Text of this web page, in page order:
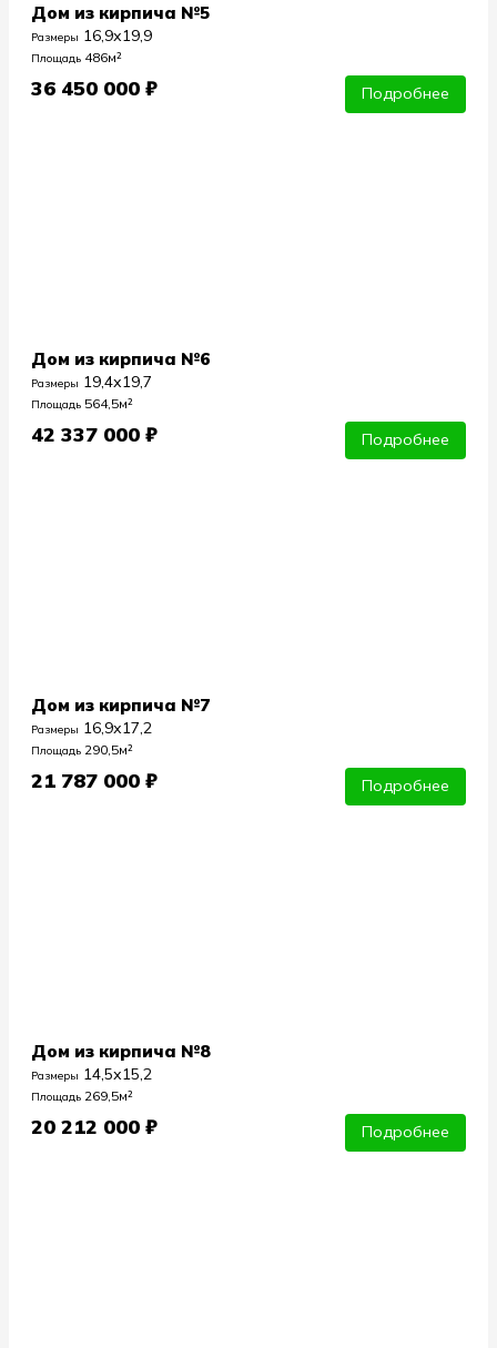
Дом из кирпича №5
Размеры 16,9х19,9
Площадь 486м²
36 450 000 ₽ Подробнее
Дом из кирпича №6
Размеры 19,4х19,7
Площадь 564,5м²
42 337 000 ₽ Подробнее
Дом из кирпича №7
Размеры 16,9х17,2
Площадь 290,5м²
21 787 000 ₽ Подробнее
Дом из кирпича №8
Размеры 14,5х15,2
Площадь 269,5м²
20 212 000 ₽ Подробнее